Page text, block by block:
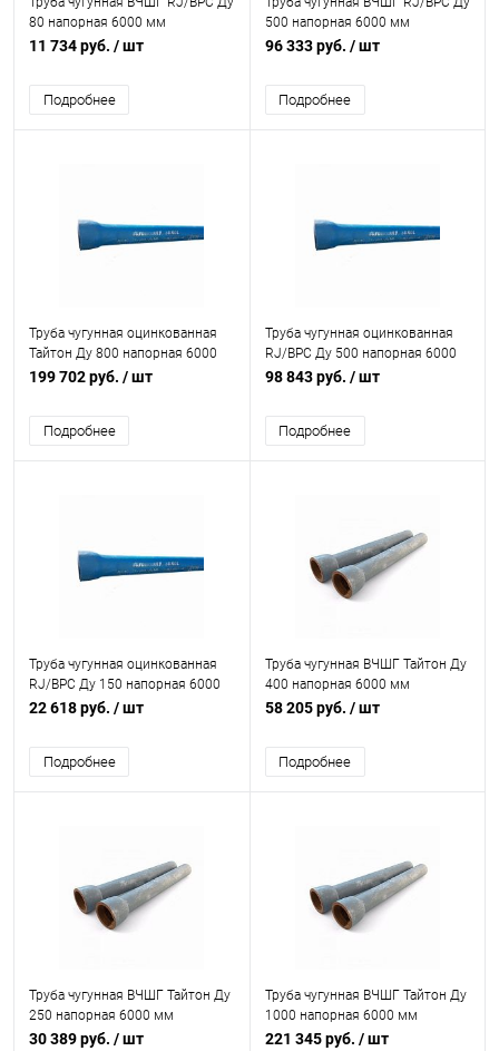
80 напорная 6000 мм
раструбная б/к с нар. лак.
11 734 руб. / шт
Подробнее
500 напорная 6000 мм
раструбная с ЦПП б/к с нар. лак.
96 333 руб. / шт
Подробнее
Труба чугунная оцинкованная
Тайтон Ду 800 напорная 6000
мм раструбная с ВГЦ б/к с нар.
Свободный Сокол
199 702 руб. / шт
Подробнее
Труба чугунная оцинкованная
RJ/ВРС Ду 500 напорная 6000
мм раструбная с ЦПП б/к с нар.
Сокол
98 843 руб. / шт
Подробнее
Труба чугунная оцинкованная
RJ/ВРС Ду 150 напорная 6000
мм раструбная с ВГЦ б/к с нар.
Сокол
22 618 руб. / шт
Подробнее
Труба чугунная ВЧШГ Тайтон Ду
400 напорная 6000 мм
раструбная с ЦПП б/к с нар. лак.
58 205 руб. / шт
Подробнее
Труба чугунная ВЧШГ Тайтон Ду
250 напорная 6000 мм
раструбная с ЦПП б/к с нар. лак.
30 389 руб. / шт
Труба чугунная ВЧШГ Тайтон Ду
1000 напорная 6000 мм
раструбная б/к без покрытия
221 345 руб. / шт